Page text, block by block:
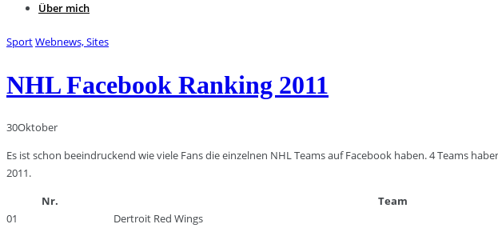
Über mich
SportWebnews, Sites
NHL Facebook Ranking 2011
30Oktober
Es ist schon beeindruckend wie viele Fans die einzelnen NHL Teams auf Facebook haben. 4 Teams
2011.
Nr.
Team
01
Dertroit Red Wings